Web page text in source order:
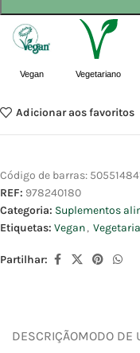
Vegan Vegetariano
Adicionar aos favoritos
Código de barras:
REF: 978240180
Categoria: Suplementos
Etiquetas: Vegan,
Partilhar:
DESCRIÇÃOMODO DE